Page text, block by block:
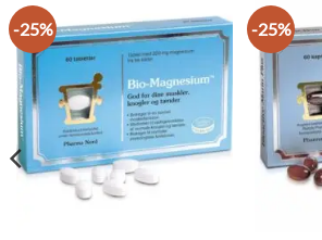
-25% -25%